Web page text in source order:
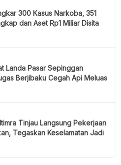
300 Kasus Narkoba, 351
dan Aset Rp1 Miliar Disita
Landa Pasar Sepinggan
Berjibaku Cegah Api Meluas
Tinjau Langsung Pekerjaan
Tegaskan Keselamatan Jadi